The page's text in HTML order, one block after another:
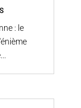
: le